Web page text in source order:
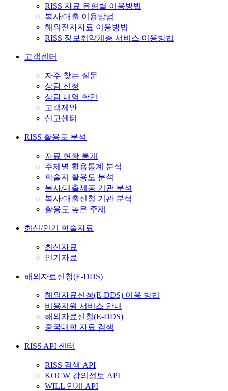
RISS 자료 유형별 이용방법
복사/대출 이용방법
해외전자자료 이용방법
RISS 정보취약계층 서비스 이용방법
고객센터
자주 찾는 질문
상담 신청
상담 내역 확인
고객제안
신고센터
RISS 활용도 분석
자료 현황 통계
주제별 활용통계 분석
학술지 활용도 분석
복사/대출제공 기관 분석
복사/대출신청 기관 분석
활용도 높은 주제
최신/인기 학술자료
최신자료
인기자료
해외자료신청(E-DDS)
해외자료신청(E-DDS) 이용 방법
비용지원 서비스 안내
해외자료신청(E-DDS)
중국대학 자료 검색
RISS API 센터
RISS 검색 API
KOCW 강의정보 API
WILL 연계 API